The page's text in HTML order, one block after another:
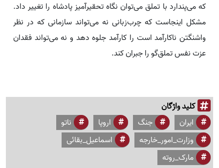
که می‌پندارد با تملق می‌توان نگاه تحقیرآمیز پادشاه را تغییر داد.
مشکل اینجاست که چرب‌زبانی نه می‌تواند سازمانی که در نظر
واشنگتن ناکارآمد است را کارآمد جلوه دهد و نه می‌تواند فقدان
عزت نفس تملق‌گو را جبران کند.
کلید واژگان
ایران جنگ اروپا
ناتو
وزارت_امور_خارجه
اسماعیل_بقائی
مارک_روته